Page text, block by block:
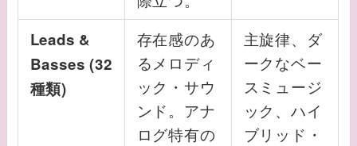
Leads &
Basses (32
種類)
存在感のあ
るメロディ
ック・サウ
ンド。アナ
ログ特有の
主旋律、ダ
ークなベー
スミュージ
ック、ハイ
ブリッド・